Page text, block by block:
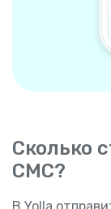
Сколько
СМС?